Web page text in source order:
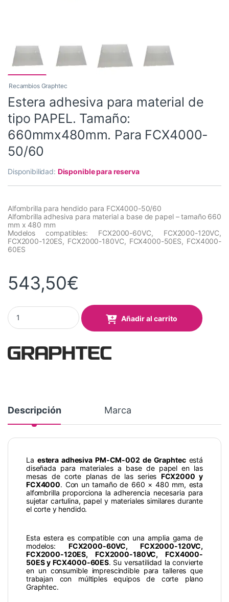
Recambios Graphtec
Estera adhesiva para material de
tipo PAPEL. Tamaño:
660mmx480mm. Para FCX4000-
50/60
Disponibilidad: Disponible para reserva
Alfombrilla para hendido para FCX4000-50/60
Alfombrilla adhesiva para material a base de papel – tamaño 660
mm x 480 mm
Modelos compatibles: FCX2000-60VC, FCX2000-120VC,
FCX2000-120ES, FCX2000-180VC, FCX4000-50ES, FCX4000-
60ES
543,50€
Estera adhesiva para material de tipo PAPEL. Tamaño:
Añadir al carrito
Descripción Marca
La estera adhesiva PM-CM-002 de Graphtecestá
diseñada para materiales a base de papel en las
mesas de corte planas de las series FCX2000 y
FCX4000. Con un tamaño de 660 × 480 mm, esta
alfombrilla proporciona la adherencia necesaria para
sujetar cartulina, papel y materiales similares durante
el corte y hendido.
Esta estera es compatible con una amplia gama de
modelos: FCX2000-60VC, FCX2000-120VC,
FCX2000-120ES, FCX2000-180VC, FCX4000-
50ES y FCX4000-60ES. Su versatilidad la convierte
en un consumible imprescindible para talleres que
trabajan con múltiples equipos de corte plano
Graphtec.